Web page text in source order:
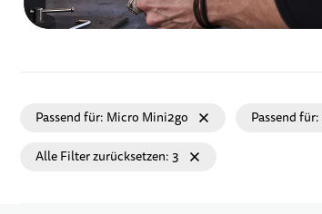
Passend für Micro Mini2go Passend für
Alle Filter zurücksetzen 3